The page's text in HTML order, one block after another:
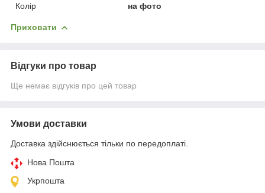
Колір
на фото
Приховати
Відгуки про товар
Ще немає відгуків про цей товар
Умови доставки
Доставка здійснюється тільки по передоплаті.
Нова Пошта
Укрпошта